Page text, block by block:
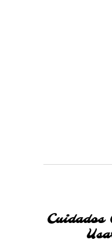
Cuidados